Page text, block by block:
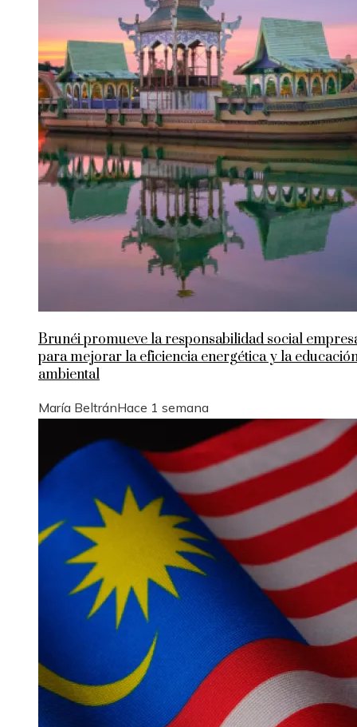
Brunéi promueve la responsabilidad social
para mejorar la eficiencia energética y la
ambiental
María BeltránHace 1 semana